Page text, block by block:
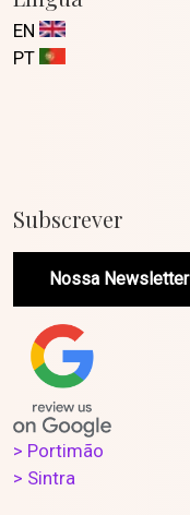
EN
PT
Subscrever
Nossa Newsletter
> Portimão
> Sintra